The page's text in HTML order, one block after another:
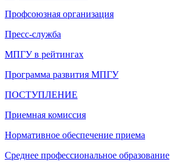
Профсоюзная организация
Пресс-служба
МПГУ в рейтингах
Программа развития МПГУ
ПОСТУПЛЕНИЕ
Приемная комиссия
Нормативное обеспечение приема
Среднее профессиональное образование